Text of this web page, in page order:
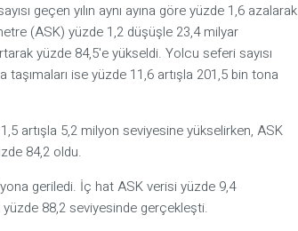
geçen yılın aynı ayına göre yüzde 1,6 azalarak
(ASK) yüzde 1,2 düşüşle 23,4 milyar
yüzde 84,5'e yükseldi. Yolcu seferi sayısı
ise yüzde 11,6 artışla 201,5 bin tona
artışla 5,2 milyon seviyesine yükselirken, ASK
84,2 oldu.
geriledi. İç hat ASK verisi yüzde 9,4
88,2 seviyesinde gerçekleşti.